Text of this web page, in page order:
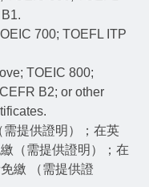
700; TOEFL ITP
TOEIC 800;
B2; or other
提供證明）；在英
（需提供證明）；在
繳 （需提供證